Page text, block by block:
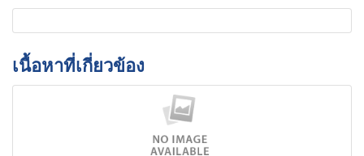
เนื้อหาที่เกี่ยวข้อง